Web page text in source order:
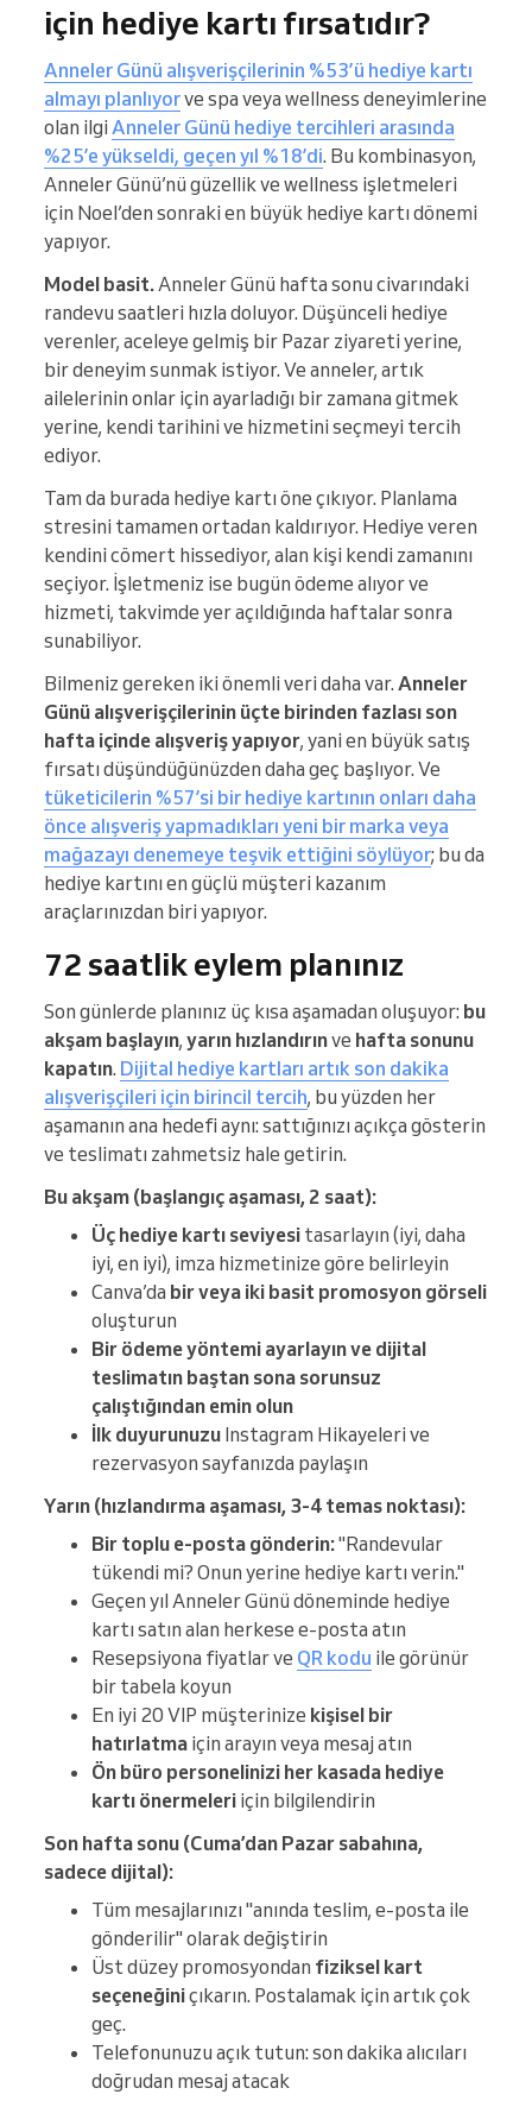
için hediye kartı fırsatıdır?
Anneler Günü alışverişçilerinin %53’ü hediye kartı
almayı planlıyorve spa veya wellness deneyimlerine
olan ilgi Anneler Günü hediye tercihleri arasında
%25’e yükseldi, geçen yıl %18’di. Bu kombinasyon,
Anneler Günü’nü güzellik ve wellness işletmeleri
için Noel’den sonraki en büyük hediye kartı dönemi
yapıyor.
Model basit.Anneler Günü hafta sonu civarındaki
randevu saatleri hızla doluyor. Düşünceli hediye
verenler, aceleye gelmiş bir Pazar ziyareti yerine,
bir deneyim sunmak istiyor. Ve anneler, artık
ailelerinin onlar için ayarladığı bir zamana gitmek
yerine, kendi tarihini ve hizmetini seçmeyi tercih
ediyor.
Tam da burada hediye kartı öne çıkıyor. Planlama
stresini tamamen ortadan kaldırıyor. Hediye veren
kendini cömert hissediyor, alan kişi kendi zamanını
seçiyor. İşletmeniz ise bugün ödeme alıyor ve
hizmeti, takvimde yer açıldığında haftalar sonra
sunabiliyor.
Bilmeniz gereken iki önemli veri daha var. Anneler
Günü alışverişçilerinin üçte birinden fazlası son
hafta içinde alışveriş yapıyor, yani en büyük satış
fırsatı düşündüğünüzden daha geç başlıyor. Ve
tüketicilerin %57’si bir hediye kartının onları daha
önce alışveriş yapmadıkları yeni bir marka veya
mağazayı denemeye teşvik ettiğini söylüyor; bu da
hediye kartını en güçlü müşteri kazanım
araçlarınızdan biri yapıyor.
72 saatlik eylem planınız
Son günlerde planınız üç kısa aşamadan oluşuyor: bu
akşam başlayın, yarın hızlandırınve hafta sonunu
kapatın. Dijital hediye kartları artık son dakika
alışverişçileri için birincil tercih, bu yüzden her
aşamanın ana hedefi aynı: sattığınızı açıkça gösterin
ve teslimatı zahmetsiz hale getirin.
Bu akşam (başlangıç aşaması, 2 saat):
Üç hediye kartı seviyesi tasarlayın (iyi, daha
iyi, en iyi), imza hizmetinize göre belirleyin
Canva’da bir veya iki basit promosyon görseli
oluşturun
Bir ödeme yöntemi ayarlayın ve dijital
teslimatın baştan sona sorunsuz
çalıştığından emin olun
İlk duyurunuzu Instagram Hikayeleri ve
rezervasyon sayfanızda paylaşın
Yarın (hızlandırma aşaması, 3-4 temas noktası):
Bir toplu e-posta gönderin:"Randevular
tükendi mi? Onun yerine hediye kartı verin."
Geçen yıl Anneler Günü döneminde hediye
kartı satın alan herkese e-posta atın
Resepsiyona fiyatlar ve QR kodu ile görünür
bir tabela koyun
En iyi 20 VIP müşterinize kişisel bir
hatırlatma için arayın veya mesaj atın
Ön büro personelinizi her kasada hediye
kartı önermeleri için bilgilendirin
Son hafta sonu (Cuma’dan Pazar sabahına,
sadece dijital):
Tüm mesajlarınızı "anında teslim, e-posta ile
gönderilir" olarak değiştirin
Üst düzey promosyondan fiziksel kart
seçeneğiniçıkarın. Postalamak için artık çok
geç.
Telefonunuzu açık tutun: son dakika alıcıları
doğrudan mesaj atacak